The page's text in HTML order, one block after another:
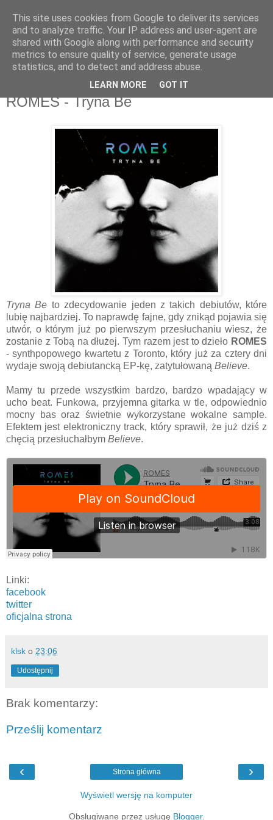
csgmblog
...music that's real...
poniedziałek, 4 kwietnia 2016
ROMES - Tryna Be
Tryna Be to zdecydowanie jeden z takich debiutów, które
lubię najbardziej. To naprawdę fajne, gdy znikąd pojawia się
utwór, o którym już po pierwszym przesłuchaniu wiesz, że
zostanie z Tobą na dłużej. Tym razem jest to dzieło ROMES
- synthpopowego kwartetu z Toronto, który już za cztery dni
wydaje swoją debiutancką EP-kę, zatytułowaną Believe.
Mamy tu przede wszystkim bardzo, bardzo wpadający w
ucho beat. Funkowa, przyjemna gitarka w tle, odpowiednio
mocny bas oraz świetnie wykorzystane wokalne sample.
Efektem jest elektroniczny track, który sprawił, że już dziś z
chęcią przesłuchałbym Believe.
Linki:
facebook
twitter
oficjalna strona
klsk o 23:06
Udostępnij
Brak komentarzy:
Prześlij komentarz
‹ ›
Strona główna
Wyświetl wersję na komputer
Obsługiwane przez usługę Blogger.
This site uses cookies from Google to deliver its services
and to analyze traffic. Your IP address and user-agent are
shared with Google along with performance and security
metrics to ensure quality of service, generate usage
statistics, and to detect and address abuse.
LEARN MORE GOT IT